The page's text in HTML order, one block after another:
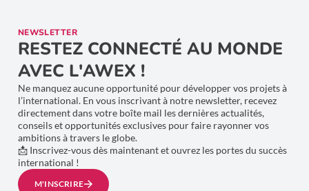
NEWSLETTER
RESTEZ CONNECTÉ AU MONDE
AVEC L'AWEX !
Ne manquez aucune opportunité pour développer vos projets à
l’international. En vous inscrivant à notre newsletter, recevez
directement dans votre boîte mail les dernières actualités,
conseils et opportunités exclusives pour faire rayonner vos
ambitions à travers le globe.
📩 Inscrivez-vous dès maintenant et ouvrez les portes du succès
international !
M'INSCRIRE